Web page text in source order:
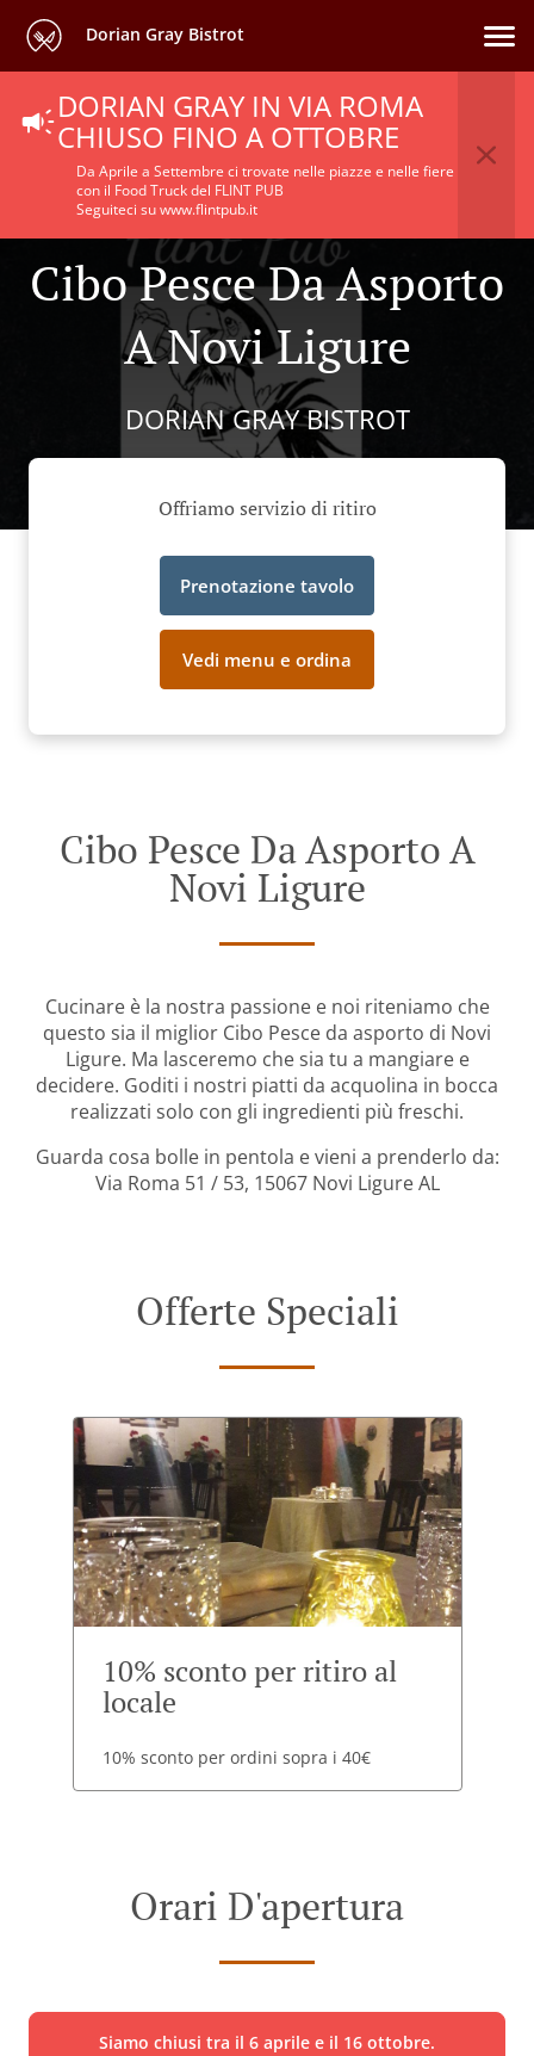
Dorian Gray Bistrot
DORIAN GRAY IN VIA ROMA
CHIUSO FINO A OTTOBRE
Da Aprile a Settembre ci trovate nelle piazze e nelle fiere
con il Food Truck del FLINT PUB
Seguiteci su www.flintpub.it
Cibo Pesce Da Asporto
A Novi Ligure
DORIAN GRAY BISTROT
Offriamo servizio di ritiro
Prenotazione tavolo
Vedi menu e ordina
Cibo Pesce Da Asporto A
Novi Ligure
Cucinare è la nostra passione e noi riteniamo che
questo sia il miglior Cibo Pesce da asporto di Novi
Ligure. Ma lasceremo che sia tu a mangiare e
decidere. Goditi i nostri piatti da acquolina in bocca
realizzati solo con gli ingredienti più freschi.
Guarda cosa bolle in pentola e vieni a prenderlo da:
Via Roma 51 / 53, 15067 Novi Ligure AL
Offerte Speciali
10% sconto per ritiro al
locale
10% sconto per ordini sopra i 40€
Orari D'apertura
Siamo chiusi tra il 6 aprile e il 16 ottobre.